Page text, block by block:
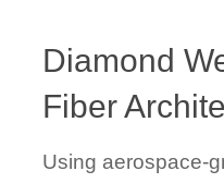
Diamond
Fiber
Using aerospace-